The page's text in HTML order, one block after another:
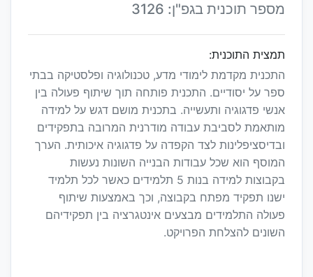
מספר תוכנית בגפ"ן: 3126
תמצית התוכנית:
התכנית מקדמת לימודי מדע, טכנולוגיה ופלסטיקה בבתי
ספר על יסודיים. התכנית פותחה תוך שיתוף פעולה בין
אנשי פדגוגיה ותעשייה. בתכנית מושם דגש על למידה
מותאמת לסביבת עבודה מודרנית המרובה בתפקידים
ובדיסציפלינות לצד הקפדה על פדגוגיה איכותית. הערך
המוסף הוא שכל עבודות הבנייה השונות נעשות
בקבוצות למידה בנות 5 תלמידים כאשר לכל תלמיד
ישנו תפקיד מפתח בקבוצה, וכך באמצעות שיתוף
פעולה התלמידים מבצעים אינטגרציה בין תפקידיהם
השונים להצלחת הפרויקט.